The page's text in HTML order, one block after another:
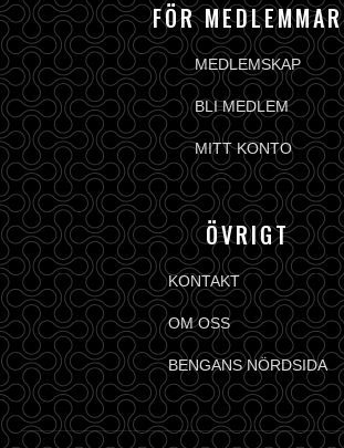
FÖR MEDLEMMAR
MEDLEMSKAP
BLI MEDLEM
MITT KONTO
ÖVRIGT
KONTAKT
OM OSS
BENGANS NÖRDSIDA